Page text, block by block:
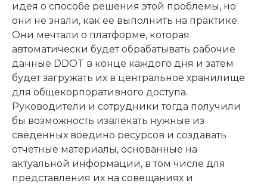
идея о способе решения этой проблемы, но
они не знали, как ее выполнить на практике.
Они мечтали о платформе, которая
автоматически будет обрабатывать рабочие
данные DDOT в конце каждого дня и затем
будет загружать их в центральное хранилище
для общекорпоративного доступа.
Руководители и сотрудники тогда получили
бы возможность извлекать нужные из
сведенных воедино ресурсов и создавать
отчетные материалы, основанные на
актуальной информации, в том числе для
представления их на совещаниях и